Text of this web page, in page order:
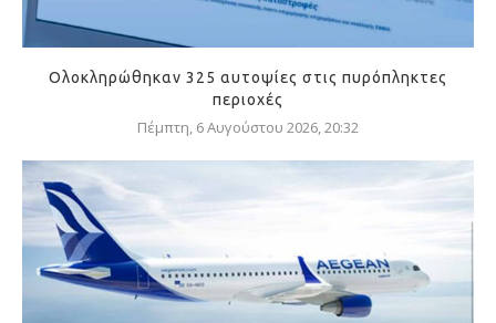
Ολοκληρώθηκαν 325 αυτοψίες στις πυρόπληκτες
περιοχές
Πέμπτη, 6 Αυγούστου 2026, 20:32